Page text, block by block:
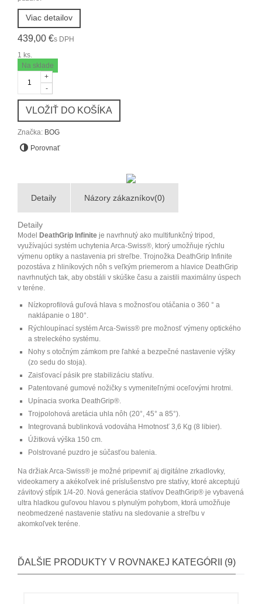
Viac detailov
439,00 €s DPH
1 ks.
Na sklade
-
+
VLOŽIŤ DO KOŠÍKA
Značka: BOG
Porovnať
Detaily Názory zákazníkov(0)
Detaily
Model DeathGrip Infinite je navrhnutý ako multifunkčný tripod,
využívajúci systém uchytenia Arca-Swiss®, ktorý umožňuje rýchlu
výmenu optiky a nastavenia pri streľbe. Trojnožka DeathGrip Infinite
pozostáva z hliníkových nôh s veľkým priemerom a hlavice DeathGrip
navrhnutých tak, aby obstáli v skúške času a zaistili maximálny úspech
v teréne.
Nízkoprofilová guľová hlava s možnosťou otáčania o 360 ° a
naklápanie o 180°.
Rýchloupínací systém Arca-Swiss® pre možnosť výmeny optického
a streleckého systému.
Nohy s otočným zámkom pre ľahké a bezpečné nastavenie výšky
(zo sedu do stoja).
Zaisťovací pásik pre stabilizáciu statívu.
Patentované gumové nožičky s vymeniteľnými oceľovými hrotmi.
Upínacia svorka DeathGrip®.
Trojpolohová aretácia uhla nôh (20°, 45° a 85°).
Integrovaná bublinková vodováha Hmotnosť 3,6 Kg (8 libier).
Úžitková výška 150 cm.
Polstrované puzdro je súčasťou balenia.
Na držiak Arca-Swiss® je možné pripevniť aj digitálne zrkadlovky,
videokamery a akékoľvek iné príslušenstvo pre statívy, ktoré akceptujú
závitový stĺpik 1/4-20. Nová generácia statívov DeathGrip® je vybavená
ultra hladkou guľovou hlavou s plynulým pohybom, ktorá umožňuje
neobmedzené nastavenie statívu na sledovanie a streľbu v
akomkoľvek teréne.
ĎALŠIE PRODUKTY V ROVNAKEJ KATEGÓRII (9)